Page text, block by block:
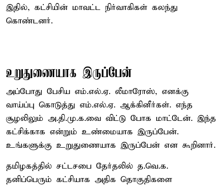
இதில், கட்சியின் மாவட்ட நிர்வாகிகள் கலந்து
கொண்டனர்.
உறுதுணையாக இருப்பேன்
அப்போது பேசிய எம்.எல்.ஏ. லீமாரோஸ், எனக்கு
வாய்ப்பு கொடுத்து எம்.எல்.ஏ. ஆக்கினீர்கள். எந்த
சூழலிலும் அ.தி.மு.க.வை விட்டு போக மாட்டேன். இந்த
கட்சிக்காக என்றும் உண்மையாக இருப்பேன்.
உங்களுக்கு உறுதுணையாக இருப்பேன் என கூறினார்.
தமிழகத்தில் சட்டசபை தேர்தலில் த.வெ.க.
தனிப்பெரும் கட்சியாக அதிக தொகுதிகளை